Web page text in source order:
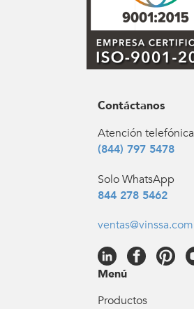
Contáctanos
Atención telefónica
(844) 797 5478
Solo WhatsApp
844 278 5462
ventas@vinssa.com
Menú
Productos